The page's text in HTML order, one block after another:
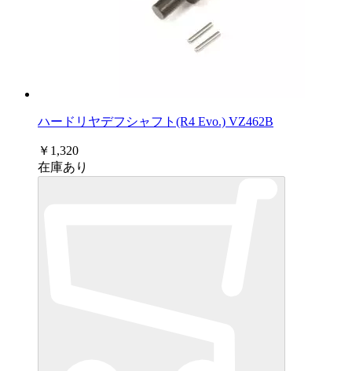
ハードリヤデフシャフト(R4 Evo.) VZ462B
￥1,320
在庫あり